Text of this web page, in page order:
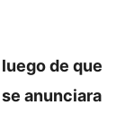
de que
anunciara